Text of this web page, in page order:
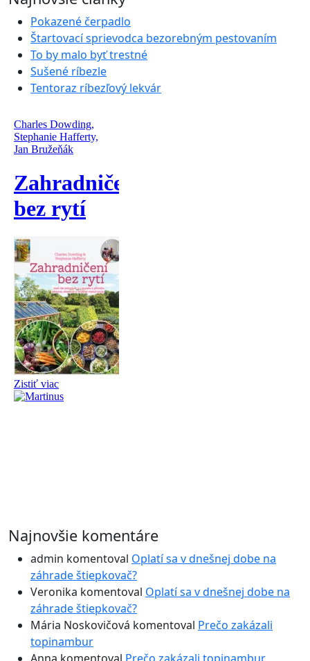
Pokazené čerpadlo
Štartovací sprievodca bezorebným pestovaním
To by malo byť trestné
Sušené ríbezle
Tentoraz ríbezľový lekvár
Najnovšie komentáre
admin komentoval Oplatí sa v dnešnej dobe na
záhrade štiepkovač?
Veronika komentoval Oplatí sa v dnešnej dobe na
záhrade štiepkovač?
Mária Noskovičová komentoval Prečo zakázali
topinambur